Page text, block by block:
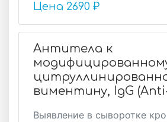
Цена 2690 ₽
Антитела к
виментину, IgG
Выявление в сыворотке